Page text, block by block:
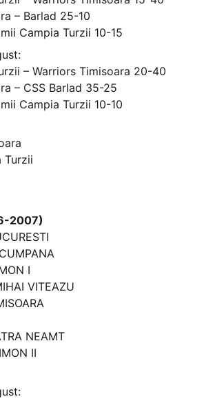
– Barlad 25-10
Campia Turzii 10-15
– Warriors Timisoara 20-40
– CSS Barlad 35-25
Campia Turzii 10-10
Turzii
2007)
I
VITEAZU
NEAMT
II